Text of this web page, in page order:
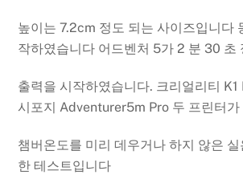
높이는 7.2cm 정도 되는 사이즈입니다
작하였습니다 어드벤처 5가 2 분 30 초
출력을 시작하였습니다. 크리얼리티
시포지 Adventurer5m Pro 두 프린터가
챔버온도를 미리 데우거나 하지 않은
한 테스트입니다